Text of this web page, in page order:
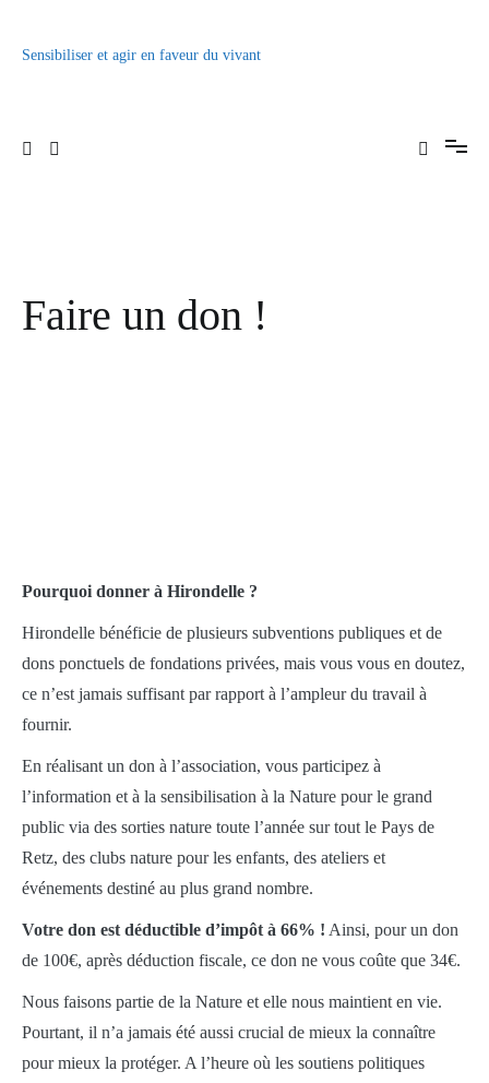
contenu
Sensibiliser et agir en faveur du vivant
Faire un don !
Pourquoi donner à Hirondelle ?
Hirondelle bénéficie de plusieurs subventions publiques et de
dons ponctuels de fondations privées, mais vous vous en doutez,
ce n’est jamais suffisant par rapport à l’ampleur du travail à
fournir.
En réalisant un don à l’association, vous participez à
l’information et à la sensibilisation à la Nature pour le grand
public via des sorties nature toute l’année sur tout le Pays de
Retz, des clubs nature pour les enfants, des ateliers et
événements destiné au plus grand nombre.
Votre don est déductible d’impôt à 66% ! Ainsi, pour un don
de 100€, après déduction fiscale, ce don ne vous coûte que 34€.
Nous faisons partie de la Nature et elle nous maintient en vie.
Pourtant, il n’a jamais été aussi crucial de mieux la connaître
pour mieux la protéger. A l’heure où les soutiens politiques